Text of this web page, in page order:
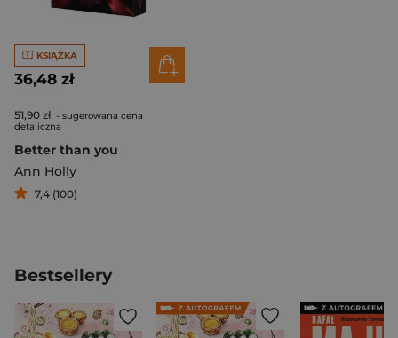
KSIĄŻKA
36,48 zł
51,90 zł - sugerowana cena
detaliczna
Better than you
Ann Holly
7,4 (100)
Bestsellery